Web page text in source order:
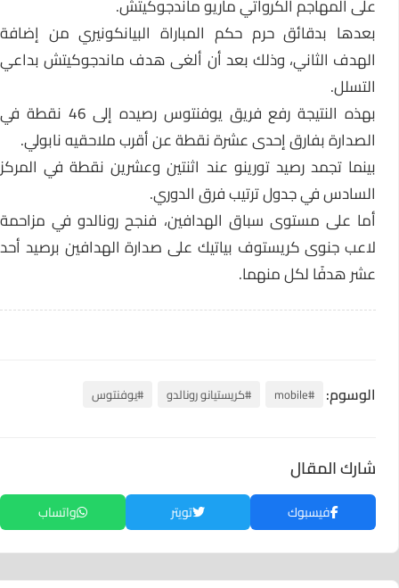
على المهاجم الكرواتي ماريو ماندجوكيتش.
بعدها بدقائق حرم حكم المباراة البيانكونيري من إضافة
الهدف الثاني، وذلك بعد أن ألغى هدف ماندجوكيتش بداعي
التسلل.
بهذه النتيجة رفع فريق يوفنتوس رصيده إلى 46 نقطة في
الصدارة بفارق إحدى عشرة نقطة عن أقرب ملاحقيه نابولي.
بينما تجمد رصيد تورينو عند اثنتين وعشرين نقطة في المركز
السادس في جدول ترتيب فرق الدوري.
أما على مستوى سباق الهدافين، فنجح رونالدو في مزاحمة
لاعب جنوى كريستوف بياتيك على صدارة الهدافين برصيد أحد
عشر هدفًا لكل منهما.
الوسوم: #mobile #كريستيانو رونالدو #يوفنتوس
شارك المقال
فيسبوك تويتر واتساب